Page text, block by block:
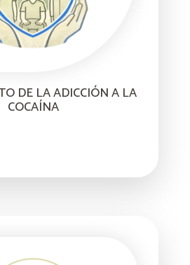
DE LA ADICCIÓN A LA
COCAÍNA